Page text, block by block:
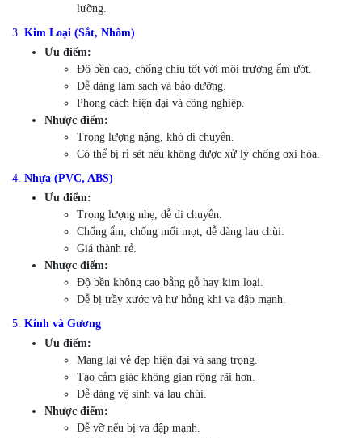
lưỡng.
3. Kim Loại (Sắt, Nhôm)
Ưu điểm:
Độ bền cao, chống chịu tốt với môi trường ẩm ướt.
Dễ dàng làm sạch và bảo dưỡng.
Phong cách hiện đại và công nghiệp.
Nhược điểm:
Trọng lượng nặng, khó di chuyển.
Có thể bị rỉ sét nếu không được xử lý chống oxi hóa.
4. Nhựa (PVC, ABS)
Ưu điểm:
Trọng lượng nhẹ, dễ di chuyển.
Chống ẩm, chống mối mọt, dễ dàng lau chùi.
Giá thành rẻ.
Nhược điểm:
Độ bền không cao bằng gỗ hay kim loại.
Dễ bị trầy xước và hư hỏng khi va đập mạnh.
5. Kính và Gương
Ưu điểm:
Mang lại vẻ đẹp hiện đại và sang trọng.
Tạo cảm giác không gian rộng rãi hơn.
Dễ dàng vệ sinh và lau chùi.
Nhược điểm:
Dễ vỡ nếu bị va đập mạnh.